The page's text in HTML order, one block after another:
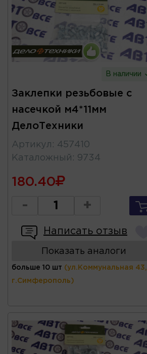
В наличии
Заклепки резьбовые с
насечкой м4*11мм
ДелоТехники
Артикул : 457410
Каталожный : 9734
180.40
- +
Написать отзыв
Показать аналоги
больше 10 шт (ул.Коммунальная 43,
г.Симферополь)